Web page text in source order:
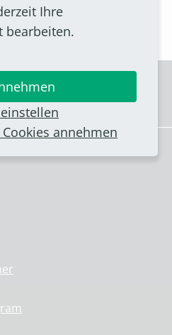
Ihre
bearbeiten.
annehmen